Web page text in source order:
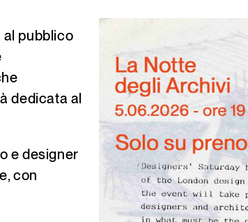
al pubblico
dedicata al
e designer
con